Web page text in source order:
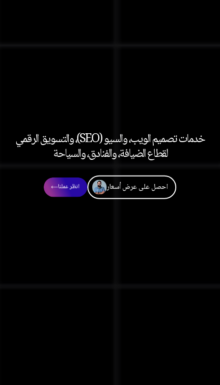
خدمات تصميم الويب، والسيو (SEO)، والتسويق الرقمي
لقطاع الضيافة، والفنادق، والسياحة
احصل على عرض أسعار انظر عملنا